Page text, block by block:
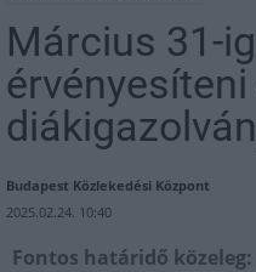
Március 31-
Budapest Közlekedési Központ
2025.02.24. 10:40
Fontos határidő